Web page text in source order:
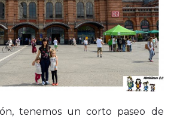
tenemos un corto paseo de